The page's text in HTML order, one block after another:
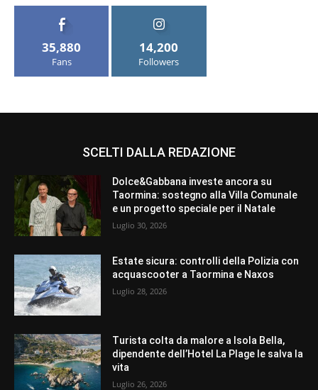
35,880
Fans
14,200
Followers
SCELTI DALLA REDAZIONE
Dolce&Gabbana investe ancora su
Taormina: sostegno alla Villa Comunale
e un progetto speciale per il Natale
Luglio 30, 2026
Estate sicura: controlli della Polizia con
acquascooter a Taormina e Naxos
Luglio 28, 2026
Turista colta da malore a Isola Bella,
dipendente dell’Hotel La Plage le salva la
vita
Luglio 26, 2026